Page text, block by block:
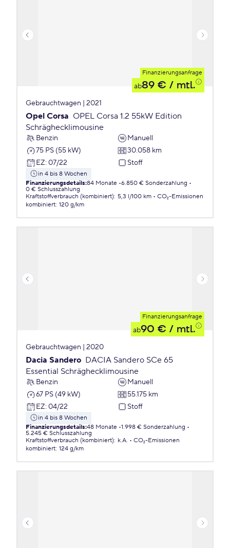
Finanzierungsanfrage
ab89 € / mtl.
Gebrauchtwagen | 2021
Opel Corsa OPEL Corsa 1.2 55kW Edition
Schräghecklimousine
Benzin
Manuell
75 PS (55 kW)
30.058 km
EZ: 07/22 Stoff
in 4 bis 8 Wochen
Finanzierungsdetails:84 Monate 6.850 € Sonderzahlung
0 € Schlusszahlung
Kraftstoffverbrauch (kombiniert): 5,3 l/100 km
CO₂-Emissionen
kombiniert: 120 g/km
Finanzierungsanfrage
ab90 € / mtl.
Gebrauchtwagen | 2020
Dacia Sandero DACIA Sandero SCe 65
Essential Schräghecklimousine
Benzin
Manuell
67 PS (49 kW)
55.175 km
EZ: 04/22 Stoff
in 4 bis 8 Wochen
Finanzierungsdetails:48 Monate 1.998 € Sonderzahlung
5.245 € Schlusszahlung
Kraftstoffverbrauch (kombiniert): k.A.
CO₂-Emissionen
kombiniert: 124 g/km